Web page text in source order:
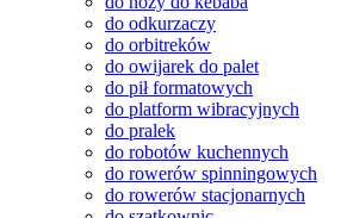
do odkurzaczy
do orbitreków
do owijarek do palet
do pił formatowych
do platform wibracyjnych
do pralek
do robotów kuchennych
do rowerów spinningowych
do rowerów stacjonarnych